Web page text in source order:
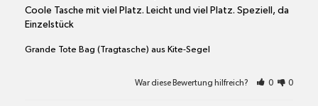
Coole Tasche mit viel Platz. Leicht und viel Platz. Speziell, da
Einzelstück
Grande Tote Bag (Tragtasche) aus Kite-Segel
War diese Bewertung hilfreich? 0 0